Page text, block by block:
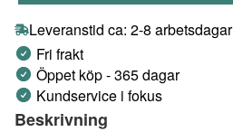
Leveranstid ca: 2-8 arbetsdagar
Fri frakt
Öppet köp - 365 dagar
Kundservice i fokus
Beskrivning